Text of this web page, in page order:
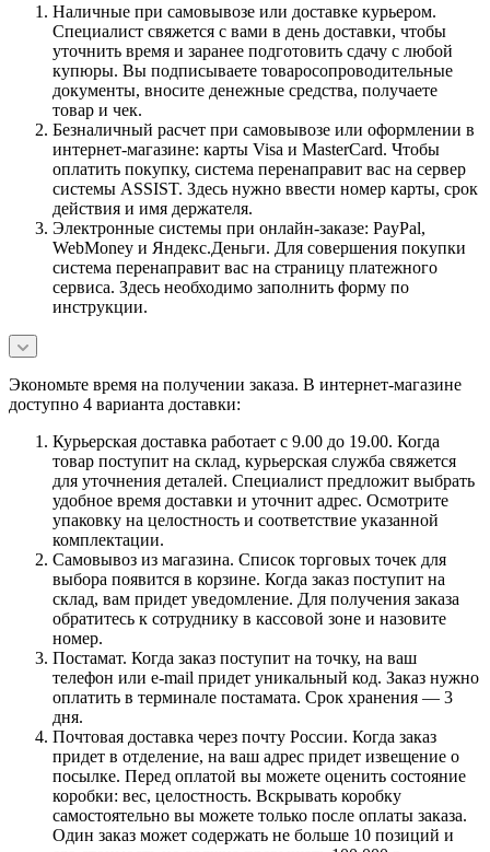
Наличные при самовывозе или доставке курьером.
Специалист свяжется с вами в день доставки, чтобы
уточнить время и заранее подготовить сдачу с любой
купюры. Вы подписываете товаросопроводительные
документы, вносите денежные средства, получаете
товар и чек.
Безналичный расчет при самовывозе или оформлении в
интернет-магазине: карты Visa и MasterCard. Чтобы
оплатить покупку, система перенаправит вас на сервер
системы ASSIST. Здесь нужно ввести номер карты, срок
действия и имя держателя.
Электронные системы при онлайн-заказе: PayPal,
WebMoney и Яндекс.Деньги. Для совершения покупки
система перенаправит вас на страницу платежного
сервиса. Здесь необходимо заполнить форму по
инструкции.
Экономьте время на получении заказа. В интернет-магазине
доступно 4 варианта доставки:
Курьерская доставка работает с 9.00 до 19.00. Когда
товар поступит на склад, курьерская служба свяжется
для уточнения деталей. Специалист предложит выбрать
удобное время доставки и уточнит адрес. Осмотрите
упаковку на целостность и соответствие указанной
комплектации.
Самовывоз из магазина. Список торговых точек для
выбора появится в корзине. Когда заказ поступит на
склад, вам придет уведомление. Для получения заказа
обратитесь к сотруднику в кассовой зоне и назовите
номер.
Постамат. Когда заказ поступит на точку, на ваш
телефон или e-mail придет уникальный код. Заказ нужно
оплатить в терминале постамата. Срок хранения — 3
дня.
Почтовая доставка через почту России. Когда заказ
придет в отделение, на ваш адрес придет извещение о
посылке. Перед оплатой вы можете оценить состояние
коробки: вес, целостность. Вскрывать коробку
самостоятельно вы можете только после оплаты заказа.
Один заказ может содержать не больше 10 позиций и